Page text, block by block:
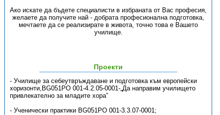
Ако искате да бъдете специалисти в избраната от Вас професия,
желаете да получите най - добрата професионална подготовка,
мечтаете да се реализирате в живота, точно това е Вашето
училище.
Проекти
- Училище за себеутвръждаване и подготовка към европейски
хоризонти,BG051PO 001-4.2.05-0001-„Да направим училището
привлекателно за младите хора”
- Ученически практики BG051PO 001-3.3.07-0001;